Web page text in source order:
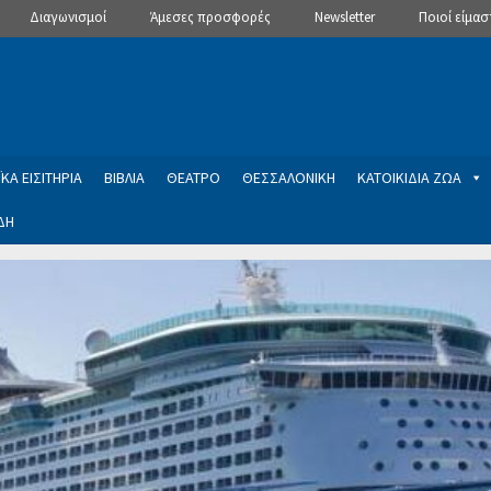
Διαγωνισμοί Άμεσες προσφορές Newsletter Ποιοί
ΕΙΣΙΤΗΡΙΑ ΒΙΒΛΙΑ ΘΕΑΤΡΟ ΘΕΣΣΑΛΟΝΙΚΗ ΚΑΤΟΙΚΙΔΙΑ ΖΩΑ
Newsletter
εγγραφής στο Newsletter του Dealistas.grΕπικοινωνία